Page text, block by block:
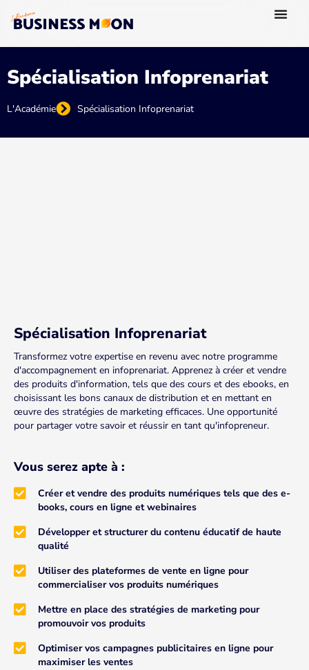
Spécialisation Infoprenariat
L'Académie Spécialisation Infoprenariat
Spécialisation Infoprenariat
Transformez votre expertise en revenu avec notre programme
d'accompagnement en infoprenariat. Apprenez à créer et vendre
des produits d'information, tels que des cours et des ebooks, en
choisissant les bons canaux de distribution et en mettant en
œuvre des stratégies de marketing efficaces. Une opportunité
pour partager votre savoir et réussir en tant qu'infopreneur.
Vous serez apte à :
Créer et vendre des produits numériques tels que des e-
books, cours en ligne et webinaires
Développer et structurer du contenu éducatif de haute
qualité
Utiliser des plateformes de vente en ligne pour
commercialiser vos produits numériques
Mettre en place des stratégies de marketing pour
promouvoir vos produits
Optimiser vos campagnes publicitaires en ligne pour
maximiser les ventes